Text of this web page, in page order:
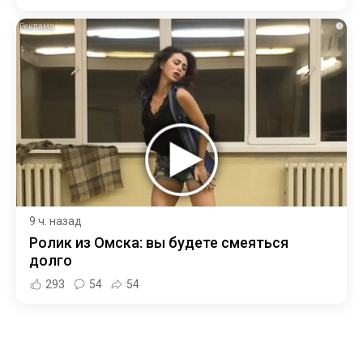
i
9 ч. назад
Ролик из Омска: вы будете смеяться
долго
293 54 54